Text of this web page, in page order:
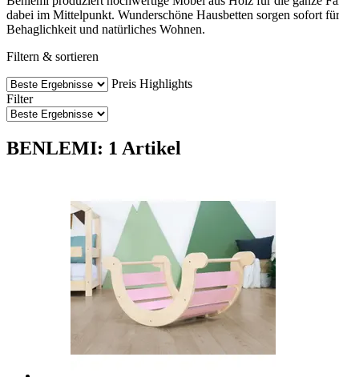
dabei im Mittelpunkt. Wunderschöne Hausbetten sorgen sofort
Behaglichkeit und natürliches Wohnen.
Filtern & sortieren
Preis Highlights
Filter
BENLEMI: 1 Artikel